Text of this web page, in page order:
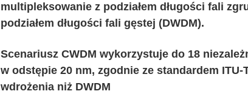
multipleksowanie z podziałem długości fali
podziałem długości fali gęstej (DWDM).
Scenariusz CWDM wykorzystuje do 18
w odstępie 20 nm, zgodnie ze standardem ITU-
wdrożenia niż DWDM